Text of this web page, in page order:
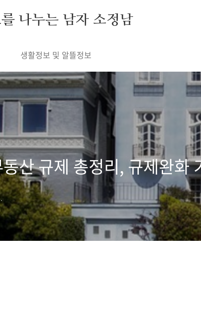
나누는 남자 소정남
생활정보 및 알뜰정보
산 규제 총정리, 규제완화